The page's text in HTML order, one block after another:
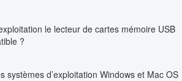
le lecteur de cartes mémoire USB
?
systèmes d’exploitation Windows et Mac OS